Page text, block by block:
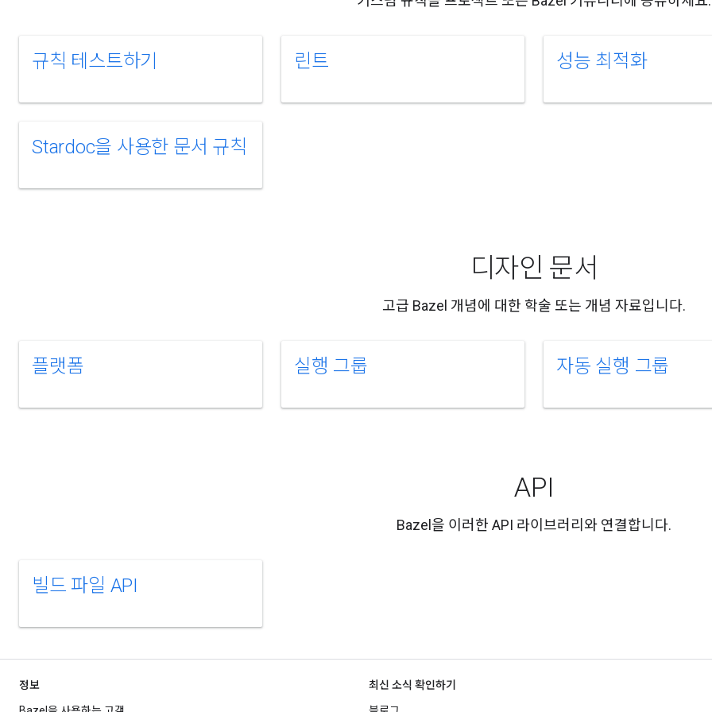
규칙 테스트하기 린트 성능 최적화
Stardoc을 사용한 문서 규칙
디자인 문서
고급 Bazel 개념에 대한 학술 또는 개념 자료입니다.
플랫폼 실행 그룹 자동 실행 그룹
API
Bazel을 이러한 API 라이브러리와 연결합니다.
빌드 파일 API
정보
최신 소식 확인하기